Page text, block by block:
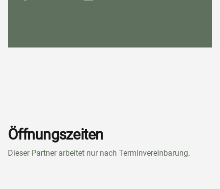
Öffnungszeiten
Dieser Partner arbeitet nur nach Terminvereinbarung.